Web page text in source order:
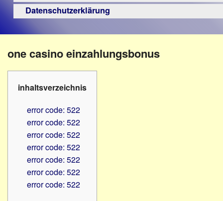
Schule
–
Beruf
Hilfsmittel
-
PC
Berufsbildungswerke
Hörbüchereien
Reha-
Lehrer
Verbände
Datenschutzerklärung
one casino einzahlungsbonus
inhaltsverzeichnis
error code: 522
error code: 522
error code: 522
error code: 522
error code: 522
error code: 522
error code: 522